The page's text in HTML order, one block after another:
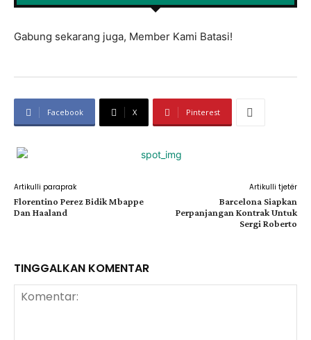
Gabung sekarang juga, Member Kami Batasi!
Facebook X Pinterest
Artikulli paraprak
Florentino Perez Bidik Mbappe
Dan Haaland
Artikulli tjetër
Barcelona Siapkan
Perpanjangan Kontrak Untuk
Sergi Roberto
TINGGALKAN KOMENTAR